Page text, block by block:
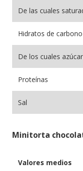
De las cuales
Hidratos de carbono
De los cuales
Proteínas
Sal
Minitorta
Valores medios